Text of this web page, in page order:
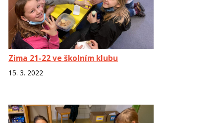
Zima 21-22 ve školním klubu
15. 3. 2022